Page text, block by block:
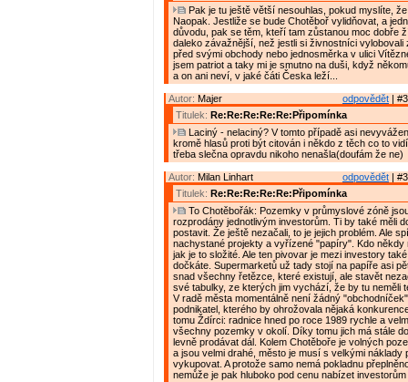
Pak je tu ještě větší nesouhlas, pokud myslíte,
Naopak. Jestliže se bude Chotěboř vylidňovat, a
důvodu, pak se těm, kteří tam zůstanou moc dobře
daleko závažnější, než jestli si živnostníci
před svými obchody nebo jednosměrka v ulici
jsem patriot a taky mi je smutno na duši, když
a on ani neví, v jaké čáti Česka leží...
odpovědět |
Autor: Majer
Titulek: Re:Re:Re:Re:Re:Připomínka
Laciný - nelaciný? V tomto případě asi
kromě hlasů proti být citován i někdo z těch co to
třeba slečna opravdu nikoho nenašla(doufám že ne)
odpovědět |
Autor: Milan Linhart
Titulek: Re:Re:Re:Re:Re:Připomínka
To Chotěbořák: Pozemky v průmyslové zóně
rozprodány jednotlivým investorům. Ti by také měli
postavit. Že ještě nezačali, to je jejich problém. Ale
nachystané projekty a vyřízené "papíry". Kdo někdy
jak je to složité. Ale ten pivovar je mezi investory
dočkáte. Supermarketů už tady stojí na papíře asi
snad všechny řetězce, které existují, ale stavět
své tabulky, ze kterých jim vychází, že by tu neměli
V radě města momentálně není žádný
podnikatel, kterého by ohrožovala nějaká
tomu Ždírci: radnice hned po roce 1989 rychle a
všechny pozemky v okolí. Díky tomu jich má stále
levně prodávat dál. Kolem Chotěboře je volných
a jsou velmi drahé, město je musí s velkými náklady
vykupovat. A protože samo nemá pokladnu
nemůže je pak hluboko pod cenu nabízet